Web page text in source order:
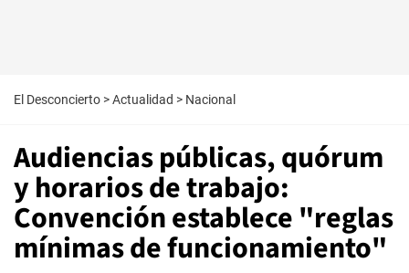
El Desconcierto >Actualidad > Nacional
Audiencias públicas, quórum
y horarios de trabajo:
Convención establece "reglas
mínimas de funcionamiento"